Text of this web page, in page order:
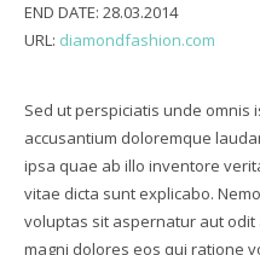
END DATE: 28.03.2014
URL: diamondfashion.com
Sed ut perspiciatis unde
accusantium doloremque
ipsa quae ab illo inventore
vitae dicta sunt explicabo.
voluptas sit aspernatur aut
magni dolores eos qui ratione